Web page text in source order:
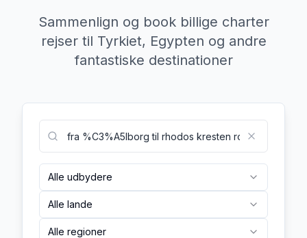
Sammenlign og book billige charter
rejser til Tyrkiet, Egypten og andre
fantastiske destinationer
Alle udbydere
Alle lande
Alle regioner